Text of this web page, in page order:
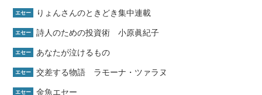
エセー りょんさんのときどき集中連載
エセー 詩人のための投資術 小原眞紀子
エセー あなたが泣けるもの
エセー 交差する物語 ラモーナ・ツァラヌ
エセー 金魚エセー